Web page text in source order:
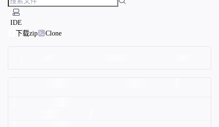
IDE
下载zip
Clone